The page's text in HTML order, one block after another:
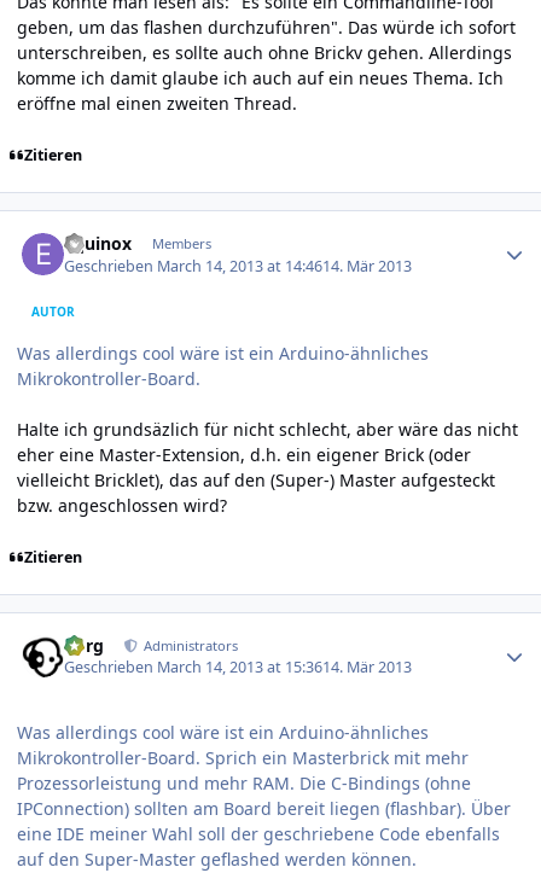
geben, um das flashen durchzuführen". Das würde ich sofort
unterschreiben, es sollte auch ohne Brickv gehen. Allerdings
komme ich damit glaube ich auch auf ein neues Thema. Ich
eröffne mal einen zweiten Thread.
Zitieren
Equinox Members
Geschrieben March 14, 2013 at 14:4614. Mär 2013
AUTOR
Was allerdings cool wäre ist ein Arduino-ähnliches
Mikrokontroller-Board.
Halte ich grundsäzlich für nicht schlecht, aber wäre das nicht
eher eine Master-Extension, d.h. ein eigener Brick (oder
vielleicht Bricklet), das auf den (Super-) Master aufgesteckt
bzw. angeschlossen wird?
Zitieren
borg Administrators
Geschrieben March 14, 2013 at 15:3614. Mär 2013
Was allerdings cool wäre ist ein Arduino-ähnliches
Mikrokontroller-Board. Sprich ein Masterbrick mit mehr
Prozessorleistung und mehr RAM. Die C-Bindings (ohne
IPConnection) sollten am Board bereit liegen (flashbar). Über
eine IDE meiner Wahl soll der geschriebene Code ebenfalls
auf den Super-Master geflashed werden können.